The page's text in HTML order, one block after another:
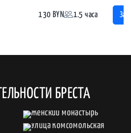
130 BYN 1.5 часа
БРЕСТА